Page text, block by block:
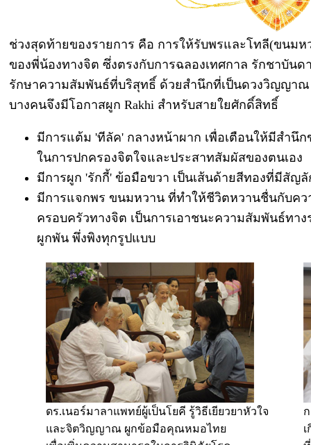
ช่วงสุดท้ายของรายการ คือ การให้รับพรและโทลี(ขนม
ของพี่น้องทางจิต ซึ่งตรงกับการฉลองเทศกาล รักชาบัน
รักษาความสัมพันธ์ที่บริสุทธิ์ ด้วยสำนึกที่เป็นดวงวิญญาณ
บางคนจึงมีโอกาสผูก Rakhi สำหรับสายใยศักดิ์สิทธิ์
มีการแต้ม 'ทีลัค' กลางหน้าผาก เพื่อเตือนให้มีสำนึ
ในการปกครองจิตใจและประสาทสัมผัสของตนเอง
มีการผูก 'รักกี้' ข้อมือขวา เป็นเส้นด้ายสีทองที่มีสัญ
มีการแจกพร ขนมหวาน ที่ทำให้ชีวิตหวานชื่นกับค
ครอบครัวทางจิต เป็นการเอาชนะความสัมพันธ์ทา
ผูกพัน พึ่งพิงทุกรูปแบบ
ดร.เนอร์มาลาแพทย์ผู้เป็นโยคี รู้วิธีเยียวยาหัวใจ
และจิตวิญญาณ ผูกข้อมือคุณหมอไทย